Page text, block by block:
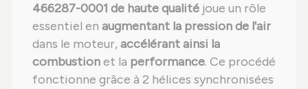
466287-0001 de haute qualité joue un rôle
essentiel en augmentant la pression de l'air
dans le moteur, accélérant ainsi la
combustionet la performance. Ce procédé
fonctionne grâce à 2 hélices synchronisées